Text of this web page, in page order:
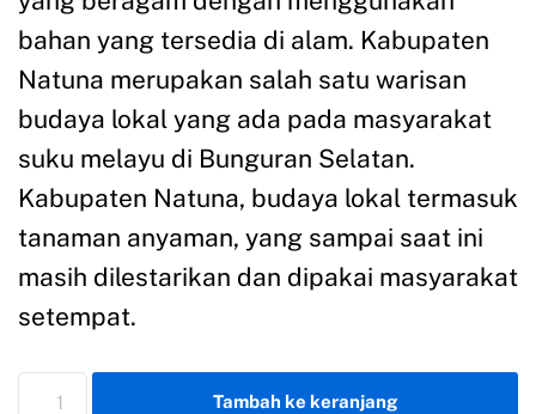
bahan yang tersedia di alam. Kabupaten
Natuna merupakan salah satu warisan
budaya lokal yang ada pada masyarakat
suku melayu di Bunguran Selatan.
Kabupaten Natuna, budaya lokal termasuk
tanaman anyaman, yang sampai saat ini
masih dilestarikan dan dipakai masyarakat
setempat.
Tambah ke keranjang